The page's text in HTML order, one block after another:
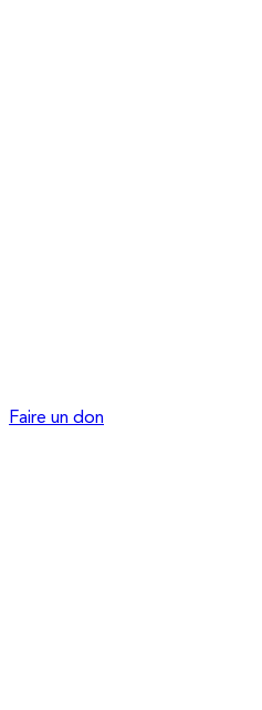
Faire un don